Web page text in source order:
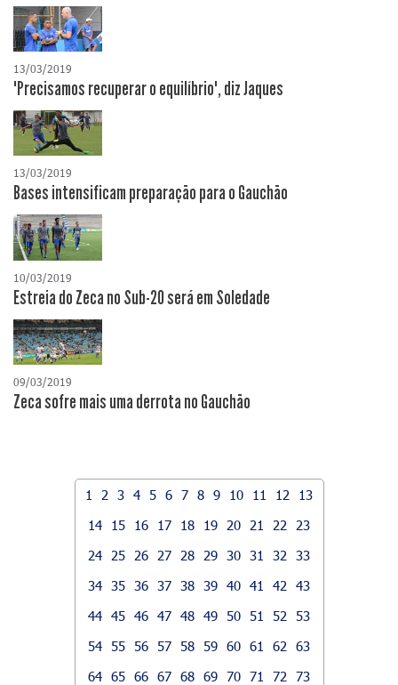
13/03/2019
"Precisamos recuperar o equilíbrio", diz Jaques
13/03/2019
Bases intensificam preparação para o Gauchão
10/03/2019
Estreia do Zeca no Sub-20 será em Soledade
09/03/2019
Zeca sofre mais uma derrota no Gauchão
1 2 3 4 5 6 7 8 9 10 11 12
13
14
15 16 17 18 19 20 21 22
23
24
25 26 27 28 29 30 31 32
33
34 35 36 37 38 39 40 41 42
43
44 45 46 47 48 49 50 51 52
53
54 55 56 57 58 59 60 61 62
63
64 65 66 67 68 69 70 71 72
73